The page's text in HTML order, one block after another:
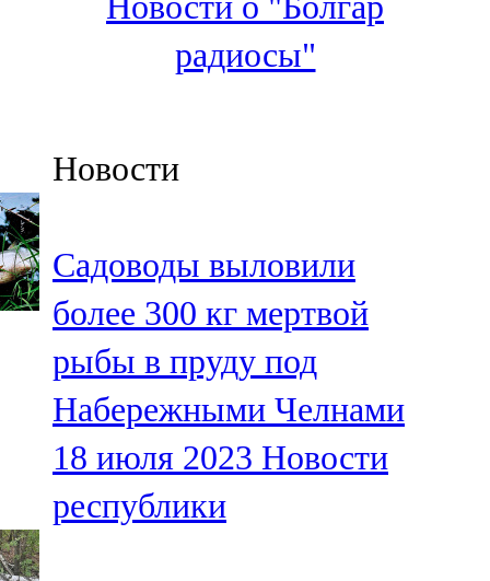
Кадыбаш
105,2 FM
91,5 FM
106,1 FM
Кама тамагы
71,51 FM
Кукмара
107,9 FM
Лениногорский
радиосы"
Новости
Садоводы выловили
более 300 кг мертвой
рыбы в пруду под
Набережными Челнами
18 июля 2023 Новости
республики